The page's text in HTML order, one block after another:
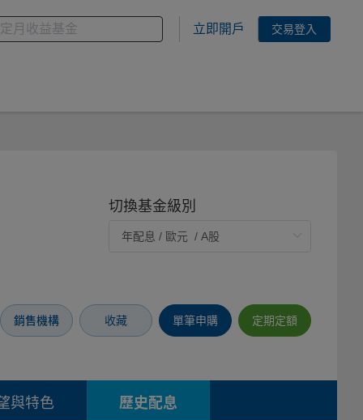
想搜尋的基金關鍵字
立即開戶 交易登入
切換基金級別
銷售機構 收藏 單筆申購 定期定額
與特色 歷史配息